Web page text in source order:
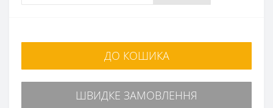
ДО КОШИКА
ШВИДКЕ ЗАМОВЛЕННЯ